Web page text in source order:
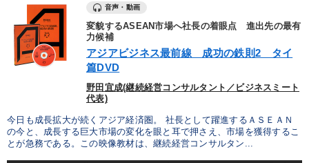
音声・動画
変貌するASEAN市場へ社長の着眼点 進出先の最有
力候補
アジアビジネス最前線 成功の鉄則2 タイ
篇DVD
野田宜成(継続経営コンサルタント／ビジネスミート
代表)
今日も成長拡大が続くアジア経済圏。 社長として躍進するＡＳＥＡＮ
の今と、成長する巨大市場の変化を眼と耳で押さえ、市場を獲得するこ
とが急務である。この映像教材は、継続経営コンサルタン...